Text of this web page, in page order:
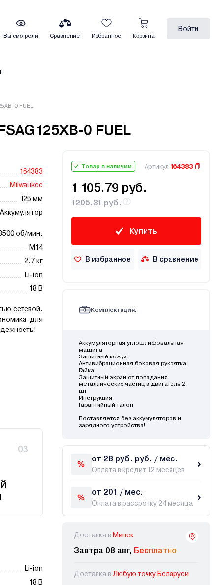
Вы смотрели Сравнение Избранное Корзина
Войти
0 FUEL
0 FUEL
164383
Milwaukee
125 мм
Аккумулятор
об/мин.
М14
2.7 кг
Li-ion
18 В
сетевой.
для
03
Li-ion
18 В
Товар в наличии Артикул 164383
1 105.79 руб.
1205.31 руб.
Купить
В избранное В сравнение
Комплектация:
Аккумуляторная углошлифовальная
машина
Защитный кожух
Антивибрационная боковая рукоятка
Гайка
Защитный экран от попадания
металлических частиц в двигатель 2
шт
Инструкция
Гарантийный талон
Поставляется без аккумуляторов и
зарядного устройства!
от 28 руб. руб. / мес.
Оплата в кредит 12 месяцев
от 201 / мес.
Оплата в рассрочку 24 месяца
Доставка в Минск
Завтра 08 авг, Бесплатно
Доставка в Любую точку Беларуси